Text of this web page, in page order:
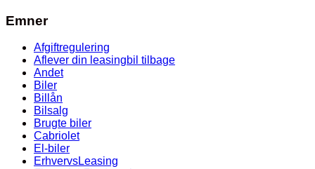
Emner
Afgiftregulering
Aflever din leasingbil tilbage
Andet
Biler
Billån
Bilsalg
Brugte biler
Cabriolet
El-biler
ErhvervsLeasing